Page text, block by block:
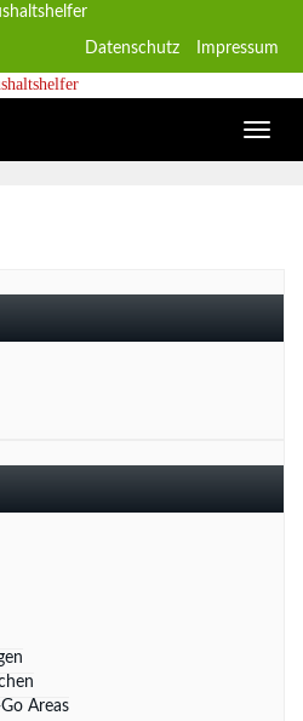
Datenschutz Impressum
Toggle
Areas